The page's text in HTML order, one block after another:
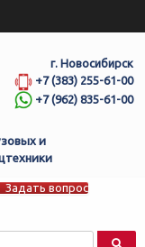
г. Новосибирск
+7 (383) 255-61-00
+7 (962) 835-61-00
и
Задать вопрос